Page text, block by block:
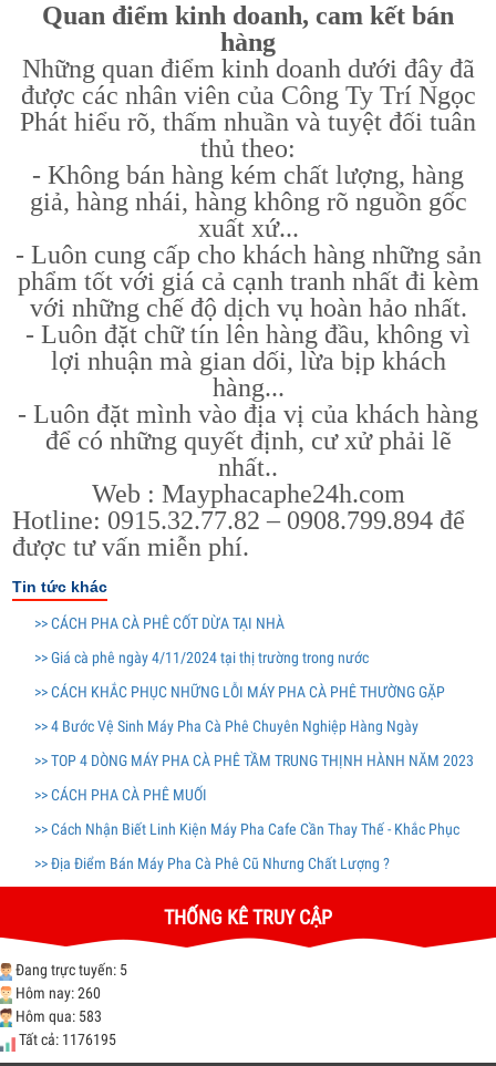
Quan điểm kinh doanh, cam kết bán
hàng
Những quan điểm kinh doanh dưới đây đã
được các nhân viên của Công Ty Trí Ngọc
Phát hiểu rõ, thấm nhuần và tuyệt đối tuân
thủ theo:
- Không bán hàng kém chất lượng, hàng
giả, hàng nhái, hàng không rõ nguồn gốc
xuất xứ...
- Luôn cung cấp cho khách hàng những sản
phẩm tốt với giá cả cạnh tranh nhất đi kèm
với những chế độ dịch vụ hoàn hảo nhất.
- Luôn đặt chữ tín lên hàng đầu, không vì
lợi nhuận mà gian dối, lừa bịp khách
hàng...
- Luôn đặt mình vào địa vị của khách hàng
để có những quyết định, cư xử phải lẽ
nhất..
Web : Mayphacaphe24h.com
Hotline: 0915.32.77.82 – 0908.799.894 để
được tư vấn miễn phí.
Tin tức khác
>> CÁCH PHA CÀ PHÊ CỐT DỪA TẠI NHÀ
>> Giá cà phê ngày 4/11/2024 tại thị trường trong nước
>> CÁCH KHẮC PHỤC NHỮNG LỖI MÁY PHA CÀ PHÊ THƯỜNG GẶP
>> 4 Bước Vệ Sinh Máy Pha Cà Phê Chuyên Nghiệp Hàng Ngày
>> TOP 4 DÒNG MÁY PHA CÀ PHÊ TẦM TRUNG THỊNH HÀNH NĂM 2023
>> CÁCH PHA CÀ PHÊ MUỐI
>> Cách Nhận Biết Linh Kiện Máy Pha Cafe Cần Thay Thế - Khắc Phục
>> Địa Điểm Bán Máy Pha Cà Phê Cũ Nhưng Chất Lượng ?
THỐNG KÊ TRUY CẬP
Đang trực tuyến: 5
Hôm nay: 260
Hôm qua: 583
Tất cả: 1176195